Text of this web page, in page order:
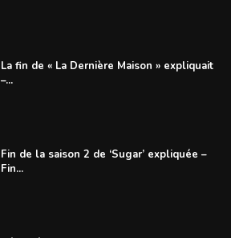
La fin de « La Dernière Maison » expliquait
–...
Fin de la saison 2 de ‘Sugar’ expliquée –
Fin...